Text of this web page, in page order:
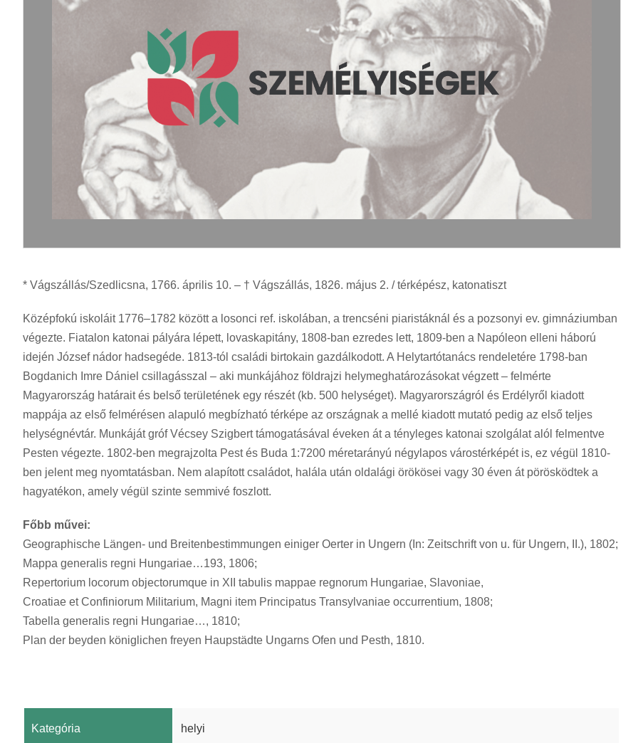
* Vágszállás/Szedlicsna, 1766. április 10. – † Vágszállás, 1826. május 2. / térképész, katonatiszt
Középfokú iskoláit 1776–1782 között a losonci ref. iskolában, a trencséni piaristáknál és a pozsonyi ev. gimnáziumban
végezte. Fiatalon katonai pályára lépett, lovaskapitány, 1808-ban ezredes lett, 1809-ben a Napóleon elleni háború
idején József nádor hadsegéde. 1813-tól családi birtokain gazdálkodott. A Helytartótanács rendeletére 1798-ban
Bogdanich Imre Dániel csillagásszal – aki munkájához földrajzi helymeghatározásokat végzett – felmérte
Magyarország határait és belső területének egy részét (kb. 500 helységet). Magyarországról és Erdélyről kiadott
mappája az első felmérésen alapuló megbízható térképe az országnak a mellé kiadott mutató pedig az első teljes
helységnévtár. Munkáját gróf Vécsey Szigbert támogatásával éveken át a tényleges katonai szolgálat alól felmentve
Pesten végezte. 1802-ben megrajzolta Pest és Buda 1:7200 méretarányú négylapos várostérképét is, ez végül 1810-
ben jelent meg nyomtatásban. Nem alapított családot, halála után oldalági örökösei vagy 30 éven át pörösködtek a
hagyatékon, amely végül szinte semmivé foszlott.
Főbb művei:
Geographische Längen- und Breitenbestimmungen einiger Oerter in Ungern (In: Zeitschrift von u. für Ungern, II.), 1802;
Mappa generalis regni Hungariae…193, 1806;
Repertorium locorum objectorumque in XII tabulis mappae regnorum Hungariae, Slavoniae,
Croatiae et Confiniorum Militarium, Magni item Principatus Transylvaniae occurrentium, 1808;
Tabella generalis regni Hungariae…, 1810;
Plan der beyden königlichen freyen Haupstädte Ungarns Ofen und Pesth, 1810.
Kategória helyi